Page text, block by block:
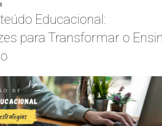
Educacional:
para Transformar o